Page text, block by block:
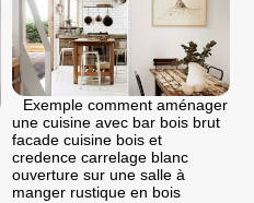
Exemple comment aménager
une cuisine avec bar bois brut
facade cuisine bois et
credence carrelage blanc
ouverture sur une salle à
manger rustique en bois